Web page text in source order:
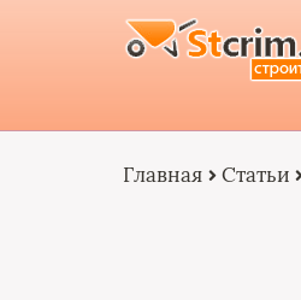
Главная Статьи